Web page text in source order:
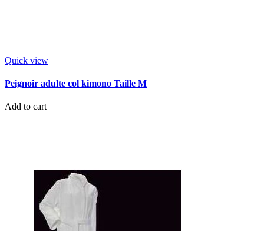
Quick view
Peignoir adulte col kimono Taille M
Add to cart